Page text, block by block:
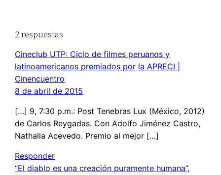
2 respuestas
Cineclub UTP: Ciclo de filmes peruanos y
latinoamericanos premiados por la APRECI |
Cinencuentro
8 de abril de 2015
[…] 9, 7:30 p.m.: Post Tenebras Lux (México, 2012)
de Carlos Reygadas. Con Adolfo Jiménez Castro,
Nathalia Acevedo. Premio al mejor […]
Responder
“El diablo es una creación puramente humana”,